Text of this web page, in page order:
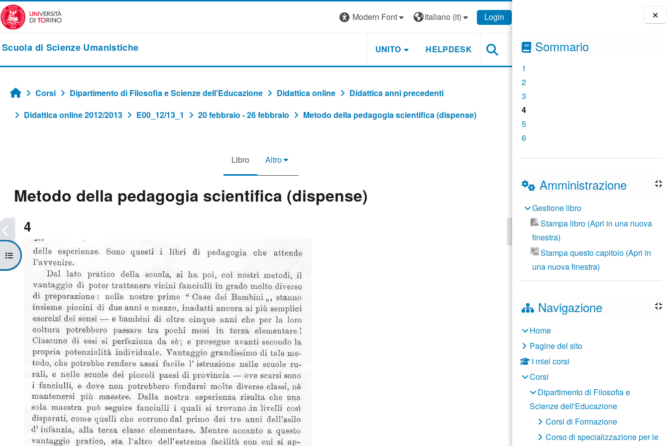
Vai al contenuto principale
Blocchi
Sommario
1
2
3
4
5
6
Amministrazione
Gestione libro
Stampa libro (Apri in una nuova
finestra)
Stampa questo capitolo (Apri in
una nuova finestra)
Navigazione
Home
Pagine del sito
I miei corsi
Corsi
Dipartimento di Filosofia e
Scienze dell'Educazione
Corsi di Formazione
Corso di specializzazione per le
Modern Font Italiano ‎(it)‎ Login
Scuola di Scienze Umanistiche UNITO HELPDESK
Apri indice del corso
Home
Corsi Dipartimento di Filosofia e Scienze dell'Educazione Didattica online
Didattica anni precedenti
Didattica online 2012/2013
E00_12/13_1 20 febbraio - 26 febbraio Metodo della pedagogia scientifica (dispense)
Libro Altro
Metodo della pedagogia scientifica (dispense)
4